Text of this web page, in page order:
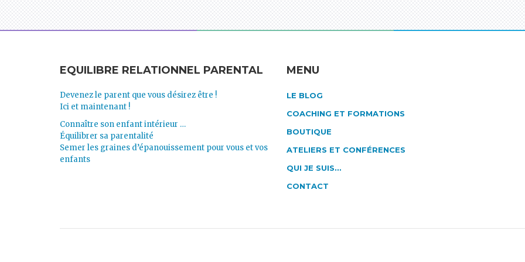
EQUILIBRE RELATIONNEL PARENTAL
Devenez le parent que vous désirez être !
Ici et maintenant !
Connaître son enfant intérieur …
Équilibrer sa parentalité
Semer les graines d’épanouissement pour vous et vos
enfants
MENU
LE BLOG
COACHING ET FORMATIONS
BOUTIQUE
ATELIERS ET CONFÉRENCES
QUI JE SUIS…
CONTACT